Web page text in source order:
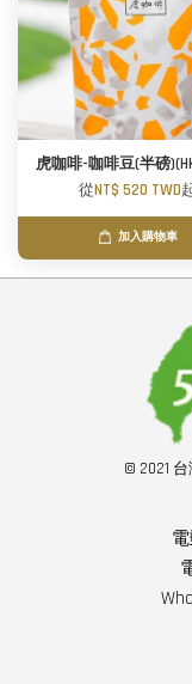
虎咖啡-咖啡豆(半磅
從NT$ 520 TWD
加入購物車
© 2021